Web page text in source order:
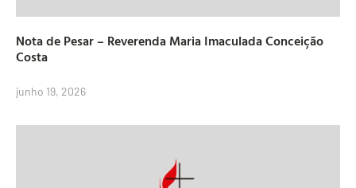
Nota de Pesar – Reverenda Maria Imaculada Conceição
Costa
junho 19, 2026